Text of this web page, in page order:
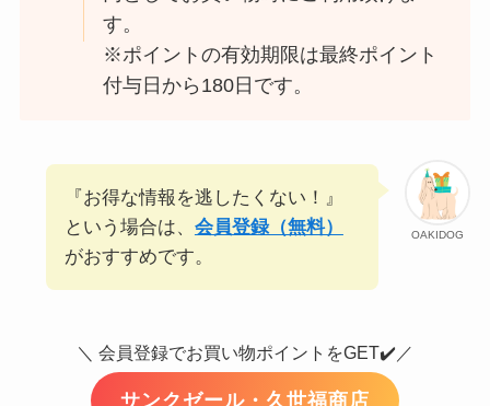
す。
※ポイントの有効期限は最終ポイント
付与日から180日です。
OAKIDOG
『お得な情報を逃したくない！』
という場合は、 会員登録（無料）
がおすすめです。
＼ 会員登録でお買い物ポイントをGET✔️／
サンクゼール・久世福商店